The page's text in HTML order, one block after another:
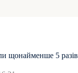
щонайменше 5 разів